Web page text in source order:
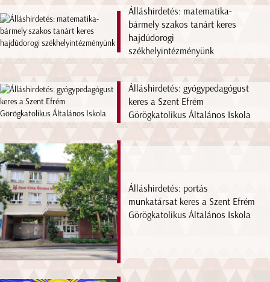
Álláshirdetés: matematika-
bármely szakos tanárt keres
hajdúdorogi
székhelyintézményünk
Álláshirdetés: gyógypedagógust
keres a Szent Efrém
Görögkatolikus Általános Iskola
Álláshirdetés: portás
munkatársat keres a Szent Efrém
Görögkatolikus Általános Iskola